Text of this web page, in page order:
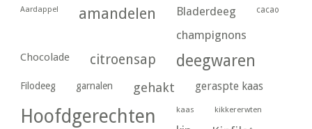
Aardappel amandelen Bladerdeeg cacao
champignons
Chocolade citroensap deegwaren
Filodeeg garnalen gehakt geraspte kaas
Hoofdgerechten kaas kikkererwten